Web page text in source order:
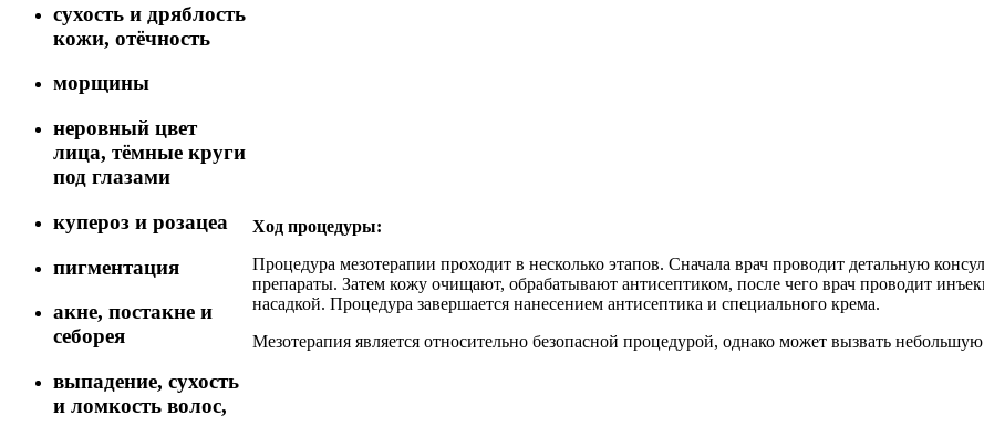
сухость и дряблость
кожи, отёчность
морщины
неровный цвет
лица, тёмные круги
под глазами
купероз и розацеа
пигментация
акне, постакне и
себорея
выпадение, сухость
и ломкость волос,
Ход процедуры:
Процедура мезотерапии проходит в несколько этапов. Сначала врач проводит детальную
препараты. Затем кожу очищают, обрабатывают антисептиком, после чего врач проводит
насадкой. Процедура завершается нанесением антисептика и специального крема.
Мезотерапия является относительно безопасной процедурой, однако может вызвать